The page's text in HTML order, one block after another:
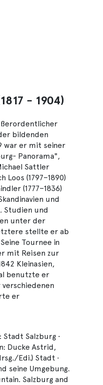
- 1904)
bildenden
war er mit seiner
Panorama",
Sattler
Loos (1797–1890)
(1777–1836)
und
Studien und
unter der
stellte er ab
Tournee in
mit Reisen zur
Kleinasien,
benutzte er
er
Salzburg •
Ducke Astrid,
Edi.) Stadt ·
seine Umgebung.
Salzburg and